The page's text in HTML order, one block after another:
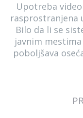
Upotreba
rasprostranjena
Bilo da li se
javnim
poboljšava